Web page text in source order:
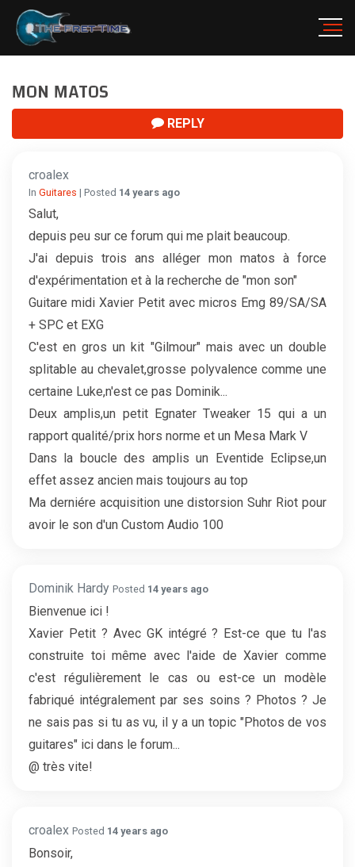
MON MATOS
REPLY
croalex
In Guitares | Posted 14 years ago
Salut,
depuis peu sur ce forum qui me plait beaucoup.
J'ai depuis trois ans alléger mon matos à force
d'expérimentation et à la recherche de "mon son"
Guitare midi Xavier Petit avec micros Emg 89/SA/SA
+ SPC et EXG
C'est en gros un kit "Gilmour" mais avec un double
splitable au chevalet,grosse polyvalence comme une
certaine Luke,n'est ce pas Dominik...
Deux amplis,un petit Egnater Tweaker 15 qui a un
rapport qualité/prix hors norme et un Mesa Mark V
Dans la boucle des amplis un Eventide Eclipse,un
effet assez ancien mais toujours au top
Ma derniére acquisition une distorsion Suhr Riot pour
avoir le son d'un Custom Audio 100
Dominik Hardy Posted 14 years ago
Bienvenue ici !
Xavier Petit ? Avec GK intégré ? Est-ce que tu l'as
construite toi même avec l'aide de Xavier comme
c'est régulièrement le cas ou est-ce un modèle
fabriqué intégralement par ses soins ? Photos ? Je
ne sais pas si tu as vu, il y a un topic "Photos de vos
guitares" ici dans le forum...
@ très vite!
croalex Posted 14 years ago
Bonsoir,